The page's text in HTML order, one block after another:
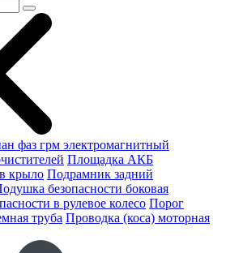
фаз грм электромагнитный
Площадка АКБ
крыло Подрамник задний
безопасности боковая
в рулевое колесо Порог
труба Проводка (коса) моторная